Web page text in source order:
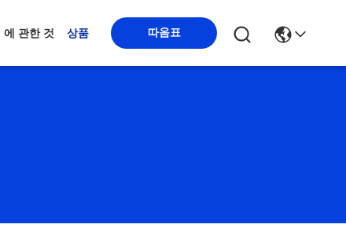
에 관한 것 상품 따옴표